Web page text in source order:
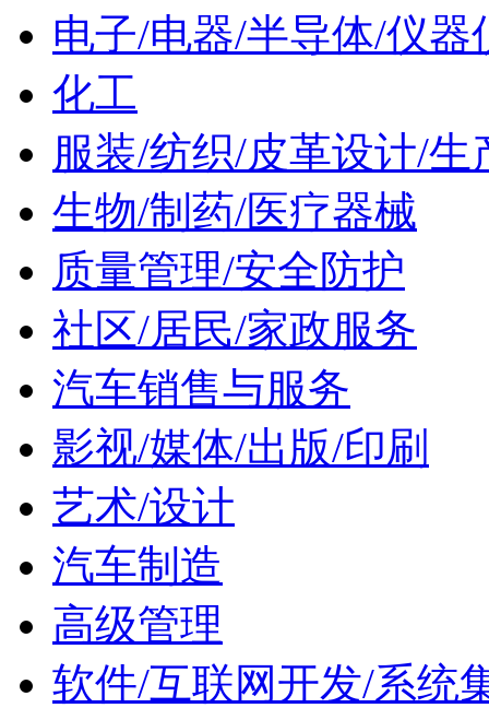
电子/电器/半导体/仪器
化工
服装/纺织/皮革设计/生
生物/制药/医疗器械
质量管理/安全防护
社区/居民/家政服务
汽车销售与服务
影视/媒体/出版/印刷
艺术/设计
汽车制造
高级管理
软件/互联网开发/系统